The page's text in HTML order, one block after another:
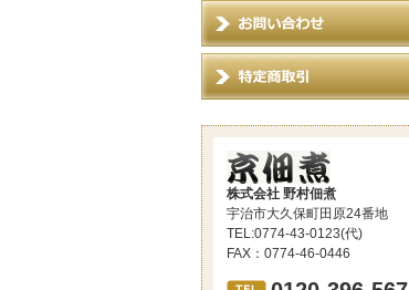
株式会社 野村佃煮
宇治市大久保町田原24番地
TEL:0774-43-0123(代)
FAX：0774-46-0446